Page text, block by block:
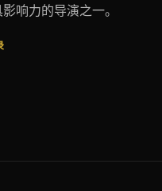
响力的导演之一。